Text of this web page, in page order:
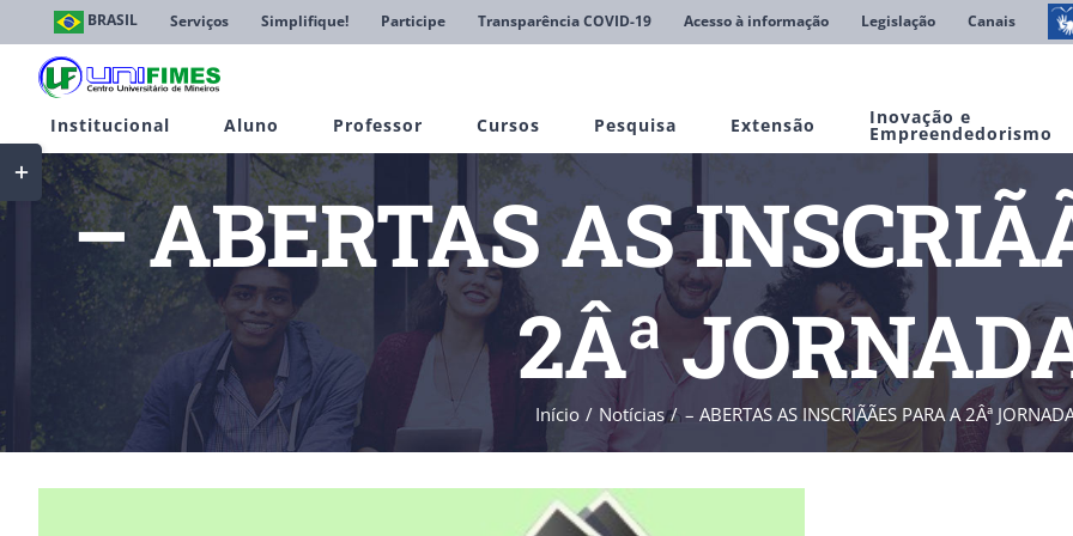
conteúdo
BRASIL Serviços Simplifique! Participe Transparência COVID-19 Acesso à informação Legislação Canais
Institucional Aluno Professor Cursos Pesquisa Extensão Inovação e
Empreendedorismo
– ABERTAS AS
2Âª
Início Notícias – ABERTAS AS INSCRIÃÃES PARA A 2Âª
Toggle
Sliding
Bar